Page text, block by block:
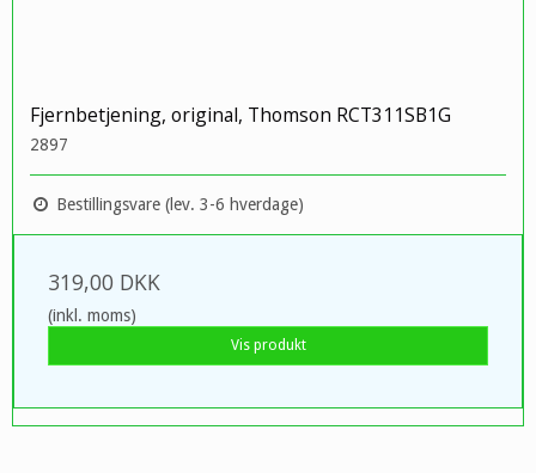
Fjernbetjening, original, Thomson RCT311SB1G
2897
Bestillingsvare (lev. 3-6 hverdage)
319,00 DKK
(inkl. moms)
Vis produkt